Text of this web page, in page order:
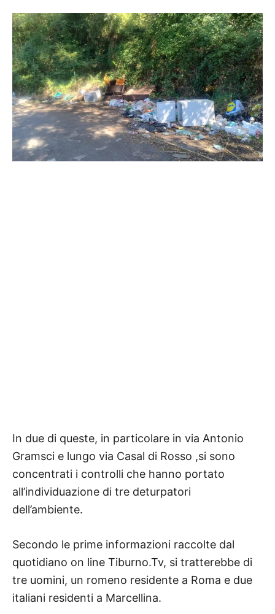
In due di queste, in particolare in via Antonio
Gramsci e lungo via Casal di Rosso ,si sono
concentrati i controlli che hanno portato
all’individuazione di tre deturpatori
dell’ambiente.
Secondo le prime informazioni raccolte dal
quotidiano on line Tiburno.Tv, si tratterebbe di
tre uomini, un romeno residente a Roma e due
italiani residenti a Marcellina.